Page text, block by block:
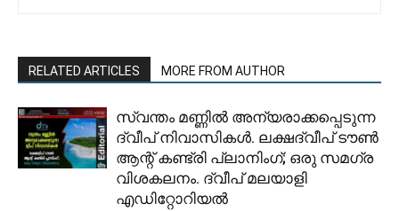
RELATED ARTICLES MORE FROM AUTHOR
സ്വന്തം മണ്ണിൽ അന്യരാക്കപ്പെടുന്ന
ദ്വീപ് നിവാസികൾ. ലക്ഷദ്വീപ് ടൗൺ
ആന്റ് കണ്ട്രി പ്ലാനിംഗ്; ഒരു സമഗ്ര
വിശകലനം. ദ്വീപ് മലയാളി
എഡിറ്റോറിയൽ